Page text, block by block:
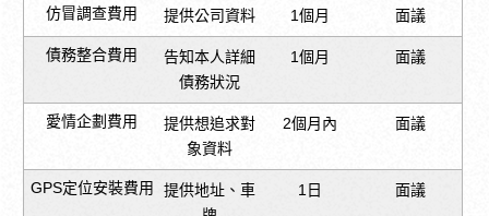
仿冒調查費用 提供公司資料 1個月 面議
債務整合費用
告知本人詳細
債務狀況
1個月 面議
愛情企劃費用
提供想追求對
象資料
2個月內 面議
GPS定位安裝費用
提供地址、車
1日 面議